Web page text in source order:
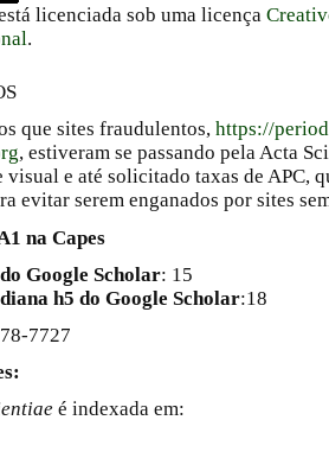
licenciada sob uma licença
.
que sites fraudulentos, https://
, estiveram se passando pela Acta
visual e até solicitado taxas de APC,
evitar serem enganados por sites
na Capes
Google Scholar: 15
h5 do Google Scholar:18
7727
é indexada em: